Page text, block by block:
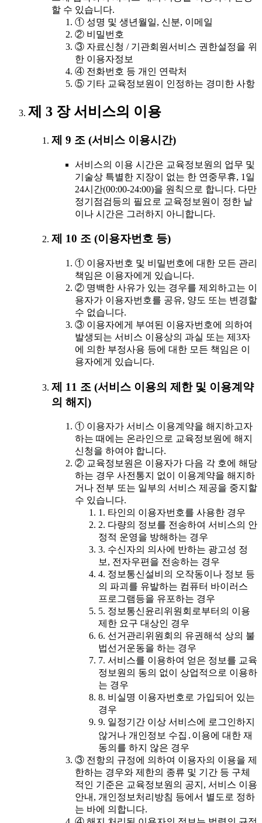
할 수 있습니다.
① 성명 및 생년월일, 신분, 이메일
② 비밀번호
③ 자료신청 / 기관회원서비스 권한설정을 위
한 이용자정보
④ 전화번호 등 개인 연락처
⑤ 기타 교육정보원이 인정하는 경미한 사항
제 3 장 서비스의 이용
제 9 조 (서비스 이용시간)
서비스의 이용 시간은 교육정보원의 업무 및
기술상 특별한 지장이 없는 한 연중무휴, 1일
24시간(00:00-24:00)을 원칙으로 합니다. 다만
정기점검등의 필요로 교육정보원이 정한 날
이나 시간은 그러하지 아니합니다.
제 10 조 (이용자번호 등)
① 이용자번호 및 비밀번호에 대한 모든 관리
책임은 이용자에게 있습니다.
② 명백한 사유가 있는 경우를 제외하고는 이
용자가 이용자번호를 공유, 양도 또는 변경할
수 없습니다.
③ 이용자에게 부여된 이용자번호에 의하여
발생되는 서비스 이용상의 과실 또는 제3자
에 의한 부정사용 등에 대한 모든 책임은 이
용자에게 있습니다.
제 11 조 (서비스 이용의 제한 및 이용계약
의 해지)
① 이용자가 서비스 이용계약을 해지하고자
하는 때에는 온라인으로 교육정보원에 해지
신청을 하여야 합니다.
② 교육정보원은 이용자가 다음 각 호에 해당
하는 경우 사전통지 없이 이용계약을 해지하
거나 전부 또는 일부의 서비스 제공을 중지할
수 있습니다.
1. 타인의 이용자번호를 사용한 경우
2. 다량의 정보를 전송하여 서비스의 안
정적 운영을 방해하는 경우
3. 수신자의 의사에 반하는 광고성 정
보, 전자우편을 전송하는 경우
4. 정보통신설비의 오작동이나 정보 등
의 파괴를 유발하는 컴퓨터 바이러스
프로그램등을 유포하는 경우
5. 정보통신윤리위원회로부터의 이용
제한 요구 대상인 경우
6. 선거관리위원회의 유권해석 상의 불
법선거운동을 하는 경우
7. 서비스를 이용하여 얻은 정보를 교육
정보원의 동의 없이 상업적으로 이용하
는 경우
8. 비실명 이용자번호로 가입되어 있는
경우
9. 일정기간 이상 서비스에 로그인하지
않거나 개인정보 수집․이용에 대한 재
동의를 하지 않은 경우
③ 전항의 규정에 의하여 이용자의 이용을 제
한하는 경우와 제한의 종류 및 기간 등 구체
적인 기준은 교육정보원의 공지, 서비스 이용
안내, 개인정보처리방침 등에서 별도로 정하
는 바에 의합니다.